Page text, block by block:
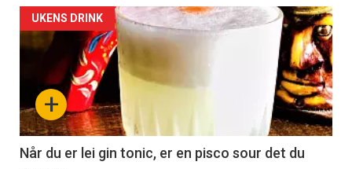
Forsiden
akkurat
nå
-
2
+
UKENS DRINK
Når du er lei gin tonic, er en pisco sour det du